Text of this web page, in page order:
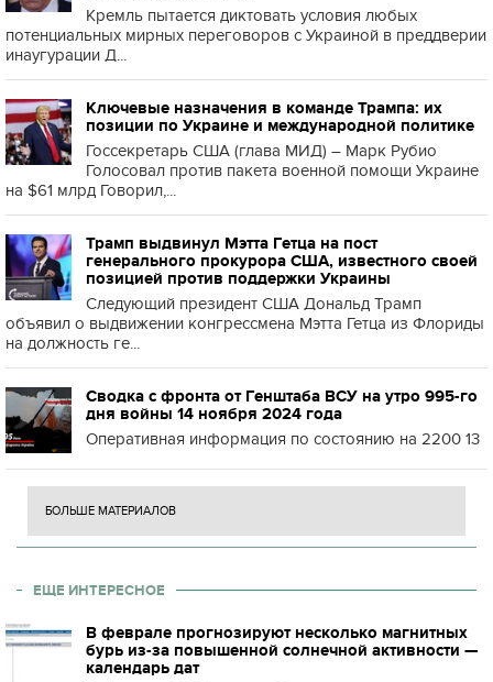
Кремль пытается диктовать условия любых
потенциальных мирных переговоров с Украиной в преддверии
инаугурации Д...
Ключевые назначения в команде Трампа: их
позиции по Украине и международной политике
Госсекретарь США (глава МИД) – Марк Рубио
Голосовал против пакета военной помощи Украине
на $61 млрд Говорил,...
Трамп выдвинул Мэтта Гетца на пост
генерального прокурора США, известного своей
позицией против поддержки Украины
Следующий президент США Дональд Трамп
объявил о выдвижении конгрессмена Мэтта Гетца из Флориды
на должность ге...
Сводка с фронта от Генштаба ВСУ на утро 995-го
дня войны 14 ноября 2024 года
Оперативная информация по состоянию на 2200 13
БОЛЬШЕ МАТЕРИАЛОВ
ЕЩЕ ИНТЕРЕСНОЕ
В феврале прогнозируют несколько магнитных
бурь из-за повышенной солнечной активности —
календарь дат